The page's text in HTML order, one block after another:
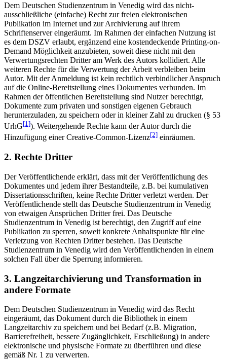
Dem Deutschen Studienzentrum in Venedig wird das nicht-
ausschließliche (einfache) Recht zur freien elektronischen
Publikation im Internet und zur Archivierung auf ihrem
Schriftenserver eingeräumt. Im Rahmen der einfachen Nutzung ist
es dem DSZV erlaubt, ergänzend eine kostendeckende Printing-on-
Demand Möglichkeit anzubieten, soweit diese nicht mit den
Verwertungsrechten Dritter am Werk des Autors kollidiert. Alle
weiteren Rechte für die Verwertung der Arbeit verbleiben beim
Autor. Mit der Anmeldung ist kein rechtlich verbindlicher Anspruch
auf die Online-Bereitstellung eines Dokumentes verbunden. Im
Rahmen der öffentlichen Bereitstellung sind Nutzer berechtigt,
Dokumente zum privaten und sonstigen eigenen Gebrauch
herunterzuladen, zu speichern oder in kleiner Zahl zu drucken (§ 53
UrhG[1]). Weitergehende Rechte kann der Autor durch die
Hinzufügung einer Creative-Common-Lizenz[2] einräumen.
2. Rechte Dritter
Der Veröffentlichende erklärt, dass mit der Veröffentlichung des
Dokumentes und jedem ihrer Bestandteile, z.B. bei kumulativen
Dissertationsschriften, keine Rechte Dritter verletzt werden. Der
Veröffentlichende stellt das Deutsche Studienzentrum in Venedig
von etwaigen Ansprüchen Dritter frei. Das Deutsche
Studienzentrum in Venedig ist berechtigt, den Zugriff auf eine
Publikation zu sperren, soweit konkrete Anhaltspunkte für eine
Verletzung von Rechten Dritter bestehen. Das Deutsche
Studienzentrum in Venedig wird den Veröffentlichenden in einem
solchen Fall über die Sperrung informieren.
3. Langzeitarchivierung und Transformation in
andere Formate
Dem Deutschen Studienzentrum in Venedig wird das Recht
eingeräumt, das Dokument durch die Bibliothek in einem
Langzeitarchiv zu speichern und bei Bedarf (z.B. Migration,
Barrierefreiheit, bessere Zugänglichkeit, Erschließung) in andere
elektronische und physische Formate zu überführen und diese
gemäß Nr. 1 zu verwerten.